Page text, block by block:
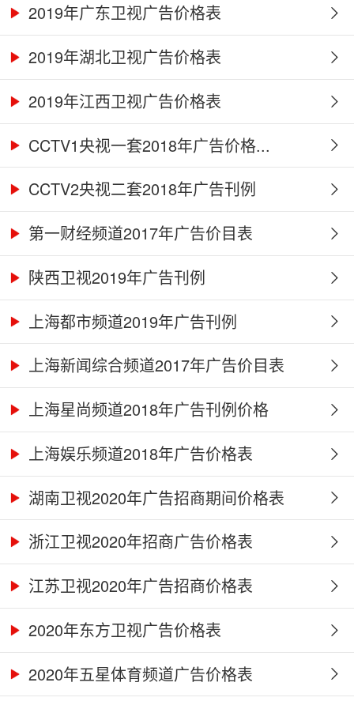
2019年广东卫视广告价格表
2019年湖北卫视广告价格表
2019年江西卫视广告价格表
CCTV1央视一套2018年广告价格...
CCTV2央视二套2018年广告刊例
第一财经频道2017年广告价目表
陕西卫视2019年广告刊例
上海都市频道2019年广告刊例
上海新闻综合频道2017年广告价目表
上海星尚频道2018年广告刊例价格
上海娱乐频道2018年广告价格表
湖南卫视2020年广告招商期间价格表
浙江卫视2020年招商广告价格表
江苏卫视2020年广告招商价格表
2020年东方卫视广告价格表
2020年五星体育频道广告价格表